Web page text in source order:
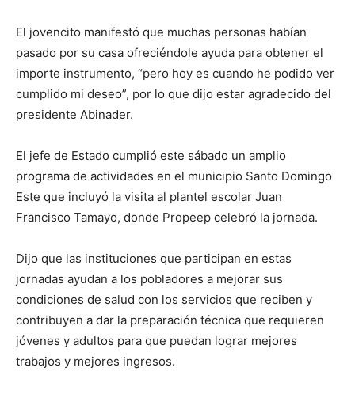
El jovencito manifestó que muchas personas habían
pasado por su casa ofreciéndole ayuda para obtener el
importe instrumento, “pero hoy es cuando he podido ver
cumplido mi deseo”, por lo que dijo estar agradecido del
presidente Abinader.
El jefe de Estado cumplió este sábado un amplio
programa de actividades en el municipio Santo Domingo
Este que incluyó la visita al plantel escolar Juan
Francisco Tamayo, donde Propeep celebró la jornada.
Dijo que las instituciones que participan en estas
jornadas ayudan a los pobladores a mejorar sus
condiciones de salud con los servicios que reciben y
contribuyen a dar la preparación técnica que requieren
jóvenes y adultos para que puedan lograr mejores
trabajos y mejores ingresos.